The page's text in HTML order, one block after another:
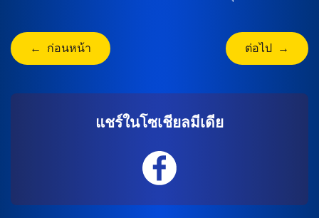
← ก่อนหน้า ต่อไป →
แชร์ในโซเชียลมีเดีย